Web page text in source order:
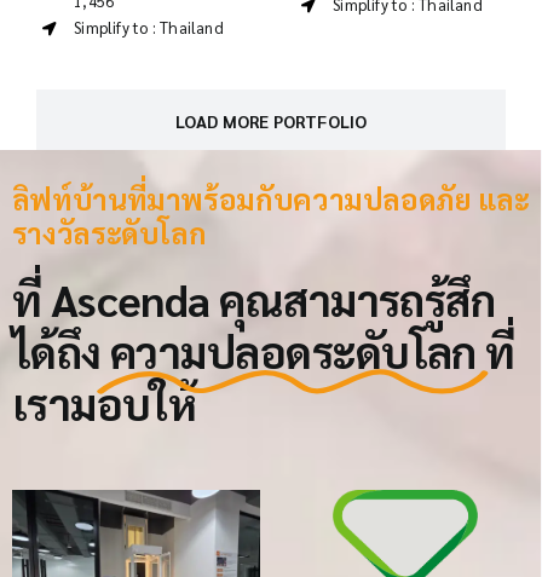
ลิฟท์บ้านที่มาพร้อมกับความปลอดภัย และ
รางวัลระดับโลก
ที่ Ascenda คุณสามารถรู้สึก
ได้ถึงความปลอดระดับโลกที่
เรามอบให้